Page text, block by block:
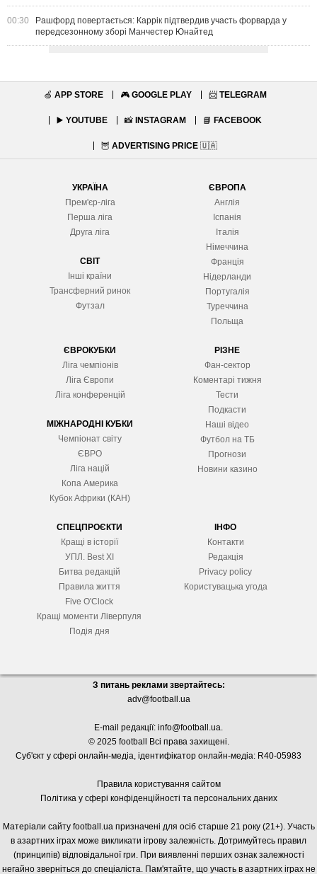
00:30
Рашфорд повертається: Каррік підтвердив участь форварда у
передсезонному зборі Манчестер Юнайтед
🍏 APP STORE 🎮 GOOGLE PLAY 📨 TELEGRAM
▶️ YOUTUBE 📸 INSTAGRAM 📘 FACEBOOK
🦉 ADVERTISING PRICE 🇺🇦
УКРАЇНА
Прем'єр-ліга
Перша ліга
Друга ліга
СВІТ
Інші країни
Трансферний ринок
Футзал
ЄВРОПА
Англія
Іспанія
Італія
Німеччина
Франція
Нідерланди
Португалія
Туреччина
Польща
ЄВРОКУБКИ
Ліга чемпіонів
Ліга Європи
Ліга конференцій
МІЖНАРОДНІ КУБКИ
Чемпіонат світу
ЄВРО
Ліга націй
Копа Америка
Кубок Африки (КАН)
РІЗНЕ
Фан-сектор
Коментарі тижня
Тести
Подкасти
Наші відео
Футбол на ТБ
Прогнози
Новини казино
СПЕЦПРОЄКТИ
Кращі в історії
УПЛ. Best XІ
Битва редакцій
Правила життя
Five O'Clock
Кращі моменти Ліверпуля
Подія дня
ІНФО
Контакти
Редакція
Privacy policy
Користувацька угода
З питань реклами звертайтесь:
adv@football.ua
E-mail редакції: info@football.ua.
© 2025 football Всі права захищені.
Суб'єкт у сфері онлайн-медіа, ідентифікатор онлайн-медіа: R40-05983
Правила користування сайтом
Політика у сфері конфіденційності та персональних даних
Матеріали сайту football.ua призначені для осіб старше 21 року (21+). Участь
в азартних іграх може викликати ігрову залежність. Дотримуйтесь правил
(принципів) відповідальної гри. При виявленні перших ознак залежності
негайно зверніться до спеціаліста. Пам'ятайте, що участь в азартних іграх не